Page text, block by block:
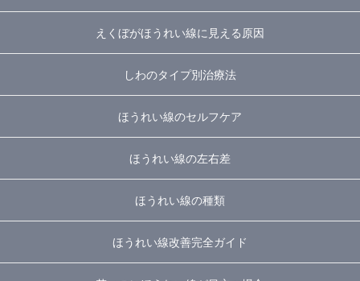
えくぼがほうれい線に見える原因
しわのタイプ別治療法
ほうれい線のセルフケア
ほうれい線の左右差
ほうれい線の種類
ほうれい線改善完全ガイド